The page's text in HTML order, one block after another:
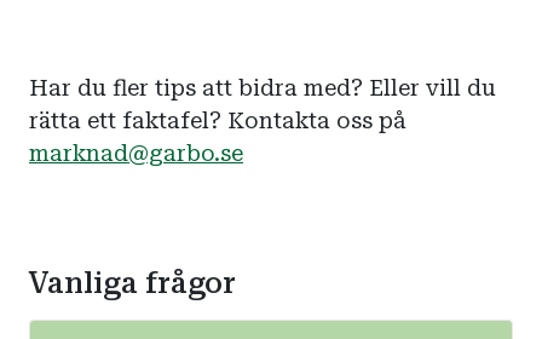
Har du fler tips att bidra med? Eller vill du
rätta ett faktafel? Kontakta oss på
marknad@garbo.se
Vanliga frågor